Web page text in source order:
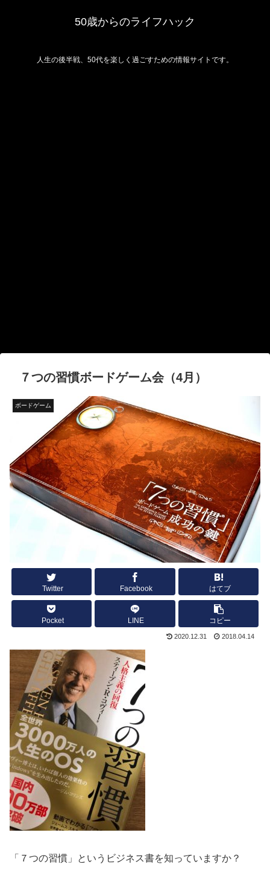
50歳からのライフハック
人生の後半戦、50代を楽しく過ごすための情報サイトです。
７つの習慣ボードゲーム会（4月）
ボードゲーム
Twitter Facebook はてブ
Pocket LINE コピー
2020.12.31 2018.04.14
「７つの習慣」というビジネス書を知っていますか？